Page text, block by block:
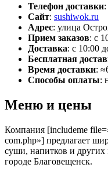
Телефон доставки:
Сайт: sushiwok.ru
Адрес: улица
Прием заказов: с
Доставка: с 10:00
Бесплатная
Время доставки:
Способы оплаты:
Меню и цены
Компания [includeme
com.php»] предлагает
суши, напитков и других
городе Благовещенск.